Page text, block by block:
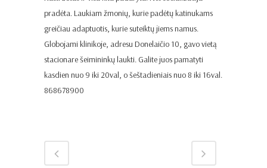
pradėta. Laukiam žmonių, kurie padėtų katinukams
greičiau adaptuotis, kurie suteiktų jiems namus.
Globojami klinikoje, adresu Donelaičio 10, gavo vietą
stacionare šeimininkų laukti. Galite juos pamatyti
kasdien nuo 9 iki 20val, o šeštadieniais nuo 8 iki 16val.
868678900